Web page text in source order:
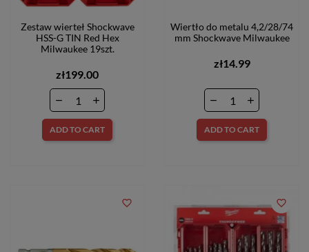
Zestaw wierteł Shockwave
HSS-G TIN Red Hex
Milwaukee 19szt.
zł199.00
ADD TO CART
Wiertło do metalu 4,2/28/74
mm Shockwave Milwaukee
zł14.99
ADD TO CART
favorite_border favorite_border